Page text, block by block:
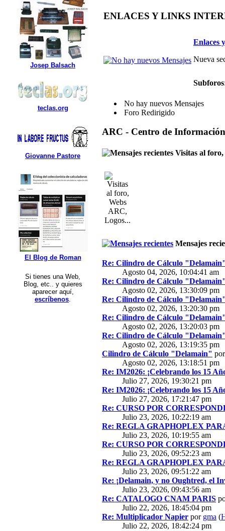
Josep Balsach
teclas.org
Giovanne Pastore
El Blog de Roman
Si tienes una Web,
Blog, etc.. y quieres
aparecer aquí,
escríbenos.
ENLACES Y LINKS
Enlaces
Nueva
Subforos
No hay nuevos Mensajes
Foro Redirigido
ARC - Centro de Información
Visitas al
Mensajes
Re: Cilindro de Cálculo
Agosto 04, 2026, 10:04:41 am
Re: Cilindro de Cálculo
Agosto 02, 2026, 13:30:09 pm
Re: Cilindro de Cálculo
Agosto 02, 2026, 13:20:30 pm
Re: Cilindro de Cálculo
Agosto 02, 2026, 13:20:03 pm
Re: Cilindro de Cálculo
Agosto 02, 2026, 13:19:35 pm
Cilindro de Cálculo "Delamain"
Agosto 02, 2026, 13:18:51 pm
Re: IM2026: ¡Celebrando los 15
Julio 27, 2026, 19:30:21 pm
Re: IM2026: ¡Celebrando los 15
Julio 27, 2026, 17:21:47 pm
Re: CURSO POR
Julio 23, 2026, 10:22:19 am
Re: REGLA GRAPHOPLEX
Julio 23, 2026, 10:19:55 am
Re: CURSO POR
Julio 23, 2026, 09:52:23 am
Re: REGLA GRAPHOPLEX
Julio 23, 2026, 09:51:22 am
Re: ¡Delamain, y no Oughtred, el
Julio 23, 2026, 09:43:56 am
Re: CATALOGO CNAM PARIS
Julio 22, 2026, 18:45:04 pm
Re: Multiplicador Napier por gma (
Julio 22, 2026, 18:42:24 pm